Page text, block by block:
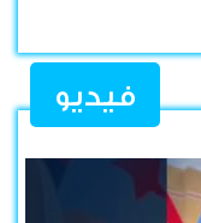
فيديو